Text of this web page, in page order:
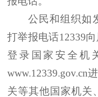
公民和组织如
打举报电话12339
登录国家安全机
www.12339.gov.cn
关等其他国家机关